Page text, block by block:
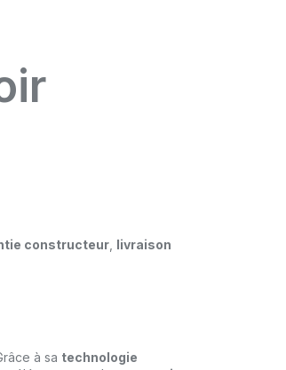
constructeur livraison
à sa technologie